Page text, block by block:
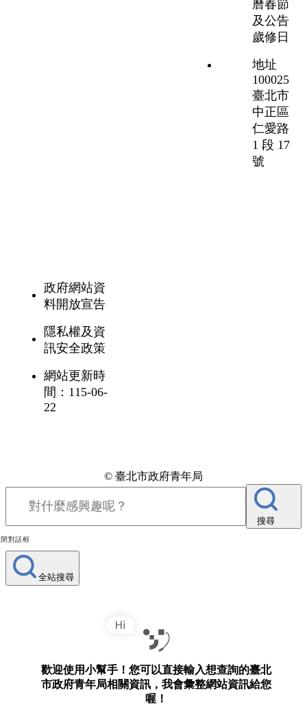
曆春節
及公告
歲修日
地址
100025
臺北市
中正區
仁愛路
1 段 17
號
政府網站資
料開放宣告
隱私權及資
訊安全政策
網站更新時
間：115-06-
22
© 臺北市政府青年局
搜尋
對話框
全站搜尋
歡迎使用小幫手！您可以直接輸入想查詢的臺北
市政府青年局相關資訊，我會彙整網站資訊給您
喔！